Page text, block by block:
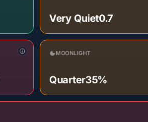
Very Quiet0.7
MOONLIGHT
Quarter35%